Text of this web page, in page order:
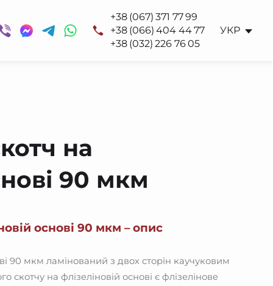
+38 (067) 371 77 99
+38 (066) 404 44 77
+38 (032) 226 76 05
УКР
на
90 мкм
основі 90 мкм – опис
90 мкм ламінований з двох сторін каучуковим
на флізеліновій основі є флізелінове